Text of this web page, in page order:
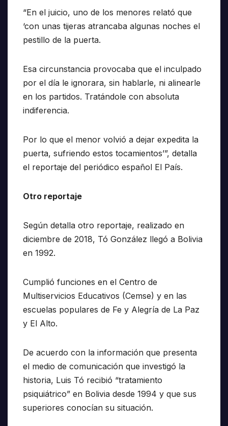
“En el juicio, uno de los menores relató que
‘con unas tijeras atrancaba algunas noches el
pestillo de la puerta.
Esa circunstancia provocaba que el inculpado
por el día le ignorara, sin hablarle, ni alinearle
en los partidos. Tratándole con absoluta
indiferencia.
Por lo que el menor volvió a dejar expedita la
puerta, sufriendo estos tocamientos’”, detalla
el reportaje del periódico español El País.
Otro reportaje
Según detalla otro reportaje, realizado en
diciembre de 2018, Tó González llegó a Bolivia
en 1992.
Cumplió funciones en el Centro de
Multiservicios Educativos (Cemse) y en las
escuelas populares de Fe y Alegría de La Paz
y El Alto.
De acuerdo con la información que presenta
el medio de comunicación que investigó la
historia, Luis Tó recibió “tratamiento
psiquiátrico” en Bolivia desde 1994 y que sus
superiores conocían su situación.